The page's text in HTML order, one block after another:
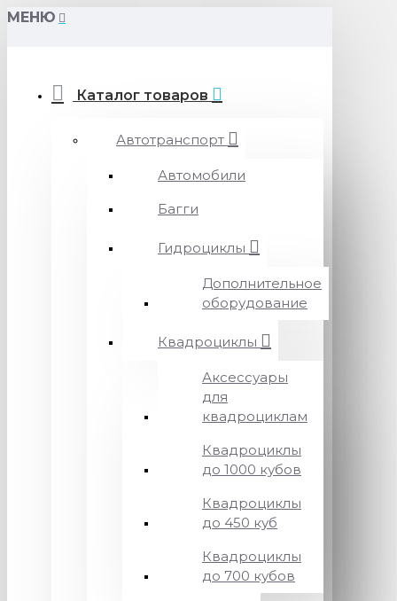
МЕНЮ
Каталог товаров
Автотранспорт
Автомобили
Багги
Гидроциклы
Дополнительное
оборудование
Квадроциклы
Аксессуары
для
квадроциклам
Квадроциклы
до 1000 кубов
Квадроциклы
до 450 куб
Квадроциклы
до 700 кубов